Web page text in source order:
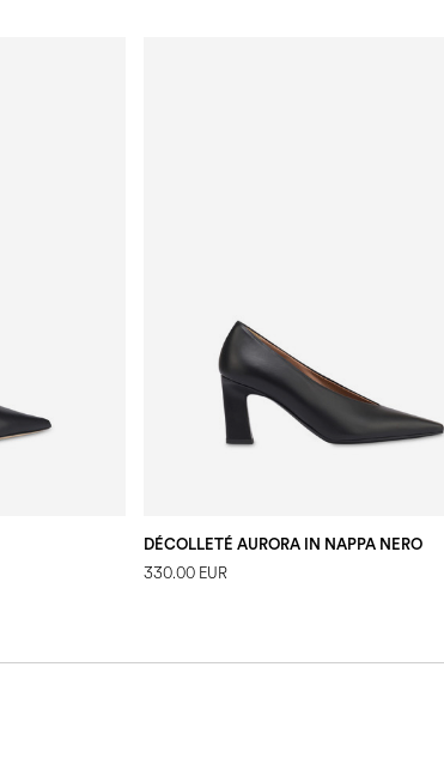
DÉCOLLETÉ AURORA IN NAPPA NERO
330.00 EUR